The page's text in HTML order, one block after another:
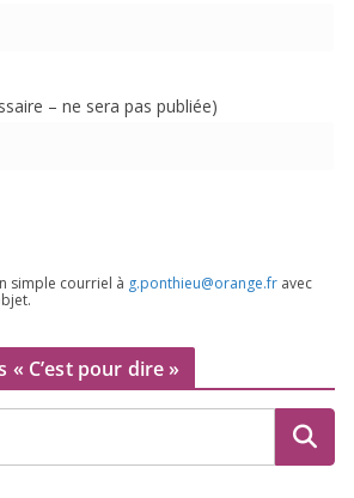
– ne sera pas publiée)
simple cour­riel à g.​ponthieu@​orange.​fr avec
« C’est pour dire »